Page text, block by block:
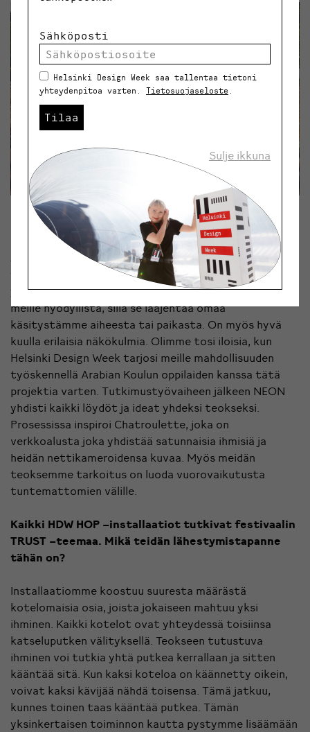
Mistä ajatus installaatioon tuli?
Jokainen työmme ammentaa laajasta
tutkimustyöstä, ja joskus teemme tämän
yhteistyössä erilaisten ihmisryhmien kanssa. Tämä on
meille hyödyllistä, sillä se laajentaa omaa
käsitystämme aiheesta tai paikasta. On myös hyvä
kuulla erilaisia näkökulmia. Olimme tosi iloisia, kun
Helsinki Design Week tarjosi meille mahdollisuuden
työskennellä Arabian Koulun oppilaiden kanssa tätä
projektia varten. Tutkimustyövaiheen jälkeen NEON
yhdisti kaikki löydöt ja ideat yhdeksi teokseksi.
Prosessissa inspiroi Chatroulette, joka on
verkkoalusta joka yhdistää satunnaisia ihmisiä ja
heidän nettikameroidensa kuvaa. Myös meidän
teoksemme tarkoitus on luoda vuorovaikutusta
tuntemattomien välille.
Kaikki HDW HOP –installaatiot tutkivat festivaalin
TRUST –teemaa. Mikä teidän lähestymistapanne
tähän on?
Installaatiomme koostuu suuresta määrästä
kotelomaisia osia, joista jokaiseen mahtuu yksi
ihminen. Kaikki kotelot ovat yhteydessä toisiinsa
katseluputken välityksellä. Teokseen tutustuva
ihminen voi tutkia yhtä putkea kerrallaan ja sitten
kääntää sitä. Kun kaksi koteloa on käännetty oikein,
voivat kaksi kävijää nähdä toisensa. Tämä jatkuu,
kunnes toinen taas kääntää putkea. Tämän
yksinkertaisen toiminnon kautta pystymme lisäämään
Sähköposti
Helsinki Design Week saa tallentaa tietoni
yhteydenpitoa varten. Tietosuojaseloste .
Tilaa
Sulje ikkuna